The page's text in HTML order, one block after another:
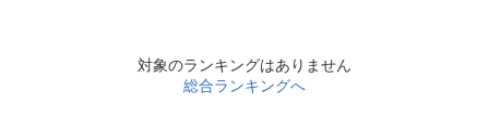
対象のランキングはありません
総合ランキングへ